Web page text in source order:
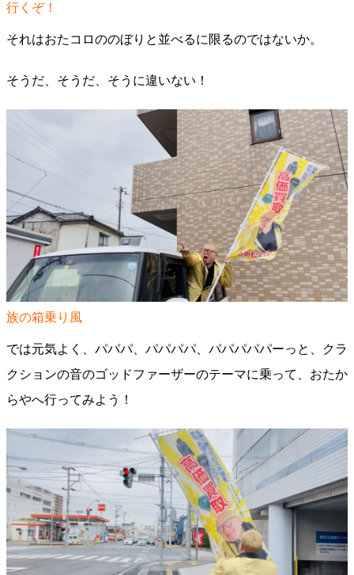
行くぞ！
それはおたコロののぼりと並べるに限るのではないか。
そうだ、そうだ、そうに違いない！
族の箱乗り風
では元気よく、パパパ、パパパパ、パパパパパーっと、クラ
クションの音のゴッドファーザーのテーマに乗って、おたか
らやへ行ってみよう！